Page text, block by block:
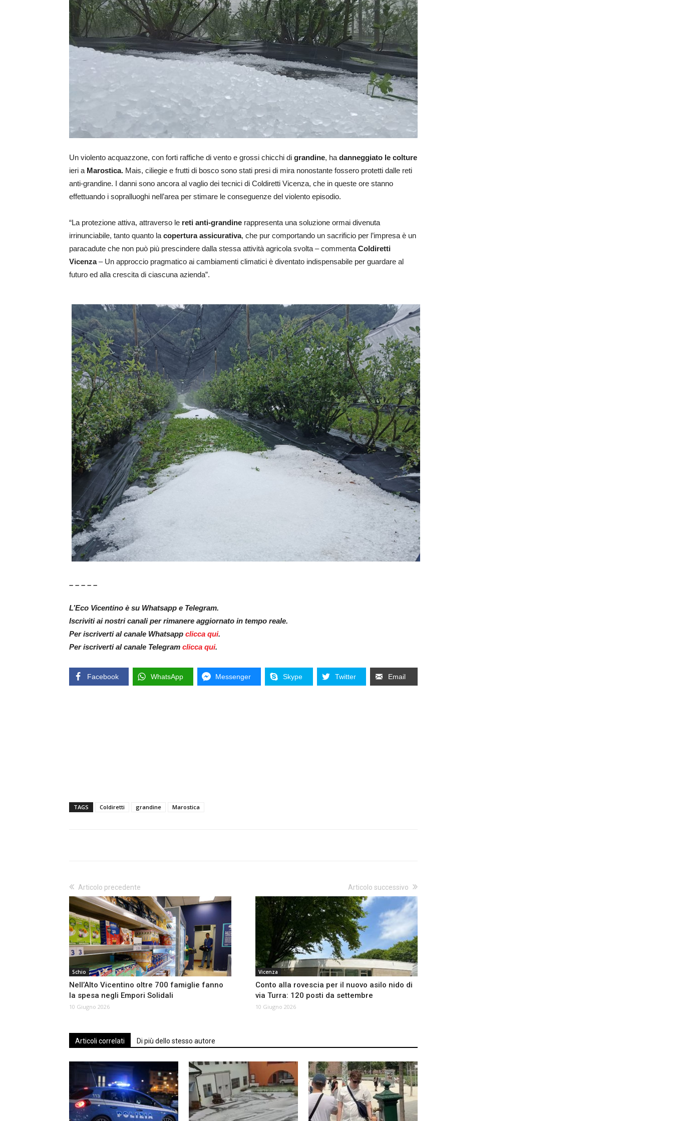
Un violento acquazzone, con forti raffiche di vento e grossi chicchi di grandine, ha danneggiato le colture
ieri a Marostica. Mais, ciliegie e frutti di bosco sono stati presi di mira nonostante fossero protetti dalle reti
anti-grandine. I danni sono ancora al vaglio dei tecnici di Coldiretti Vicenza, che in queste ore stanno
effettuando i sopralluoghi nell’area per stimare le conseguenze del violento episodio.
“La protezione attiva, attraverso le reti anti-grandine rappresenta una soluzione ormai divenuta
irrinunciabile, tanto quanto la copertura assicurativa, che pur comportando un sacrificio per l’impresa è un
paracadute che non può più prescindere dalla stessa attività agricola svolta – commenta Coldiretti
Vicenza– Un approccio pragmatico ai cambiamenti climatici è diventato indispensabile per guardare al
futuro ed alla crescita di ciascuna azienda”.
– – – – –
L’Eco Vicentino è su Whatsapp e Telegram.
Iscriviti ai nostri canali per rimanere aggiornato in tempo reale.
Per iscriverti al canale Whatsapp clicca qui.
Per iscriverti al canale Telegram clicca qui.
Facebook WhatsApp Messenger Skype Twitter Email
TAGS Coldiretti grandine Marostica
Articolo precedente
Schio
Nell’Alto Vicentino oltre 700 famiglie fanno
la spesa negli Empori Solidali
10 Giugno 2026
Articolo successivo
Vicenza
Conto alla rovescia per il nuovo asilo nido di
via Turra: 120 posti da settembre
10 Giugno 2026
Articoli correlati Di più dello stesso autore